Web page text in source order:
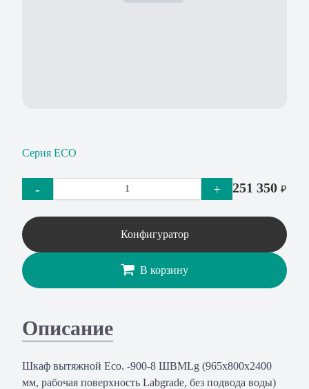
Серия ECO
- + 251 350 ₽
Конфигуратор
В корзину
Описание
Шкаф вытяжной Eco. -900-8 ШВМLg (965х800х2400
мм, рабочая поверхность Labgrade, без подвода воды)